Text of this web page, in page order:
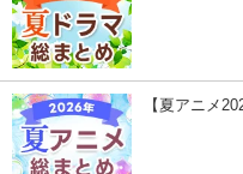
【夏アニメ